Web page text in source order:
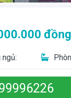
đồng
ngủ: